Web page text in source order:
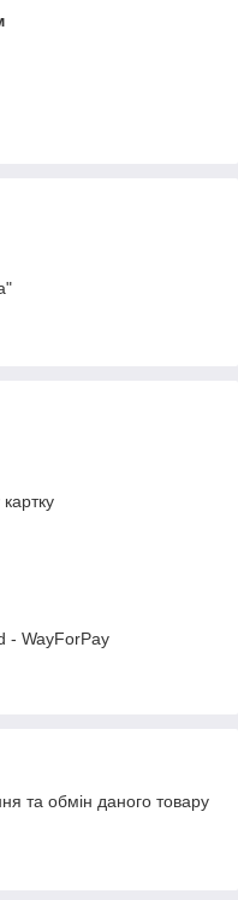
- WayForPay
та обмін даного товару